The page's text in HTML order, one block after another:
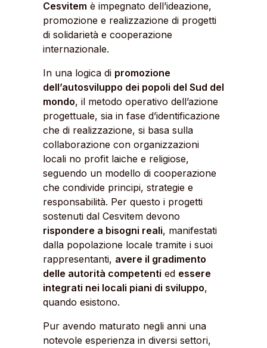
Cesvitem è impegnato dell’ideazione,
promozione e realizzazione di progetti
di solidarietà e cooperazione
internazionale.
In una logica di promozione
dell’autosviluppo dei popoli del Sud del
mondo, il metodo operativo dell’azione
progettuale, sia in fase d’identificazione
che di realizzazione, si basa sulla
collaborazione con organizzazioni
locali no profit laiche e religiose,
seguendo un modello di cooperazione
che condivide principi, strategie e
responsabilità. Per questo i progetti
sostenuti dal Cesvitem devono
rispondere a bisogni reali, manifestati
dalla popolazione locale tramite i suoi
rappresentanti, avere il gradimento
delle autorità competenti ed essere
integrati nei locali piani di sviluppo,
quando esistono.
Pur avendo maturato negli anni una
notevole esperienza in diversi settori,